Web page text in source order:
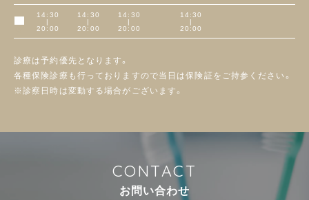
14:30
|
20:00
14:30
|
20:00
14:30
|
20:00
14:30
|
20:00
診療は予約優先となります。
各種保険診療も行っておりますので当日は保険証をご持参ください。
※診察日時は変動する場合がございます。
CONTACT
お問い合わせ